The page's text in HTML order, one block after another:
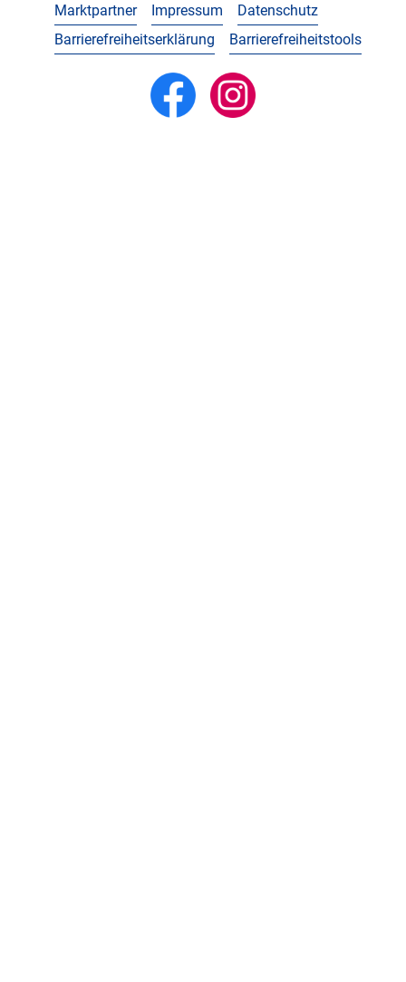
Marktpartner
Impressum
Datenschutz
Barrierefreiheitserklärung
Barrierefreiheitstools